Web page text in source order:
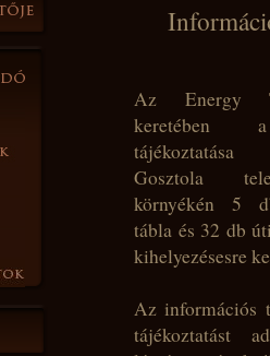
Az Energy
keretében
Gosztola
környékén 5
tábla és 32 db
kihelyezésesre
Az információs
tájékoztatást